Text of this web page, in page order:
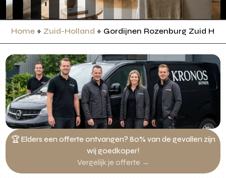
Home » Zuid-Holland » Gordijnen Rozenburg Zuid
🏆 Elders een offerte ontvangen? 80% van de gevallen zijn
wij goedkoper!
Vergelijk je offerte →